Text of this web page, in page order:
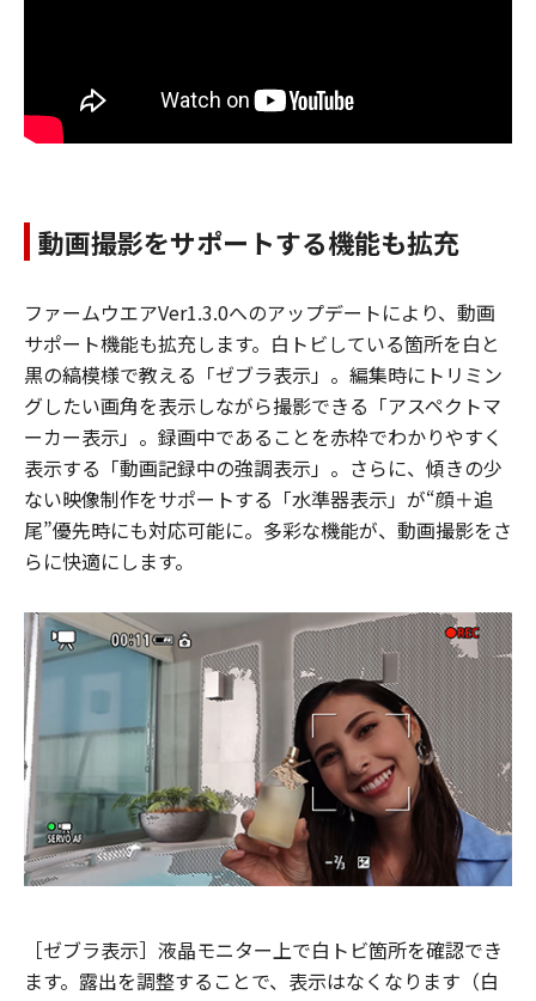
動画撮影をサポートする機能も拡充
ファームウエアVer1.3.0へのアップデートにより、動画
サポート機能も拡充します。白トビしている箇所を白と
黒の縞模様で教える「ゼブラ表示」。編集時にトリミン
グしたい画角を表示しながら撮影できる「アスペクトマ
ーカー表示」。録画中であることを赤枠でわかりやすく
表示する「動画記録中の強調表示」。さらに、傾きの少
ない映像制作をサポートする「水準器表示」が“顔＋追
尾”優先時にも対応可能に。多彩な機能が、動画撮影をさ
らに快適にします。
［ゼブラ表示］液晶モニター上で白トビ箇所を確認でき
ます。露出を調整することで、表示はなくなります（白